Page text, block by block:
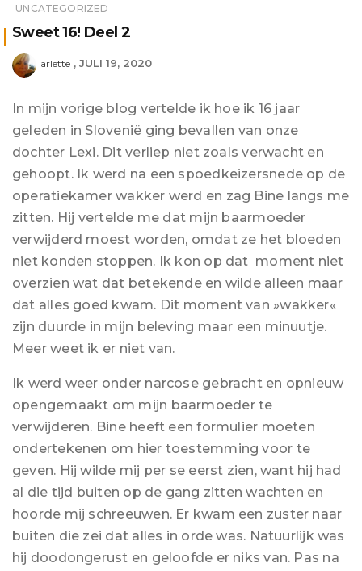
UNCATEGORIZED
Sweet 16! Deel 2
arlette JULI 19, 2020
In mijn vorige blog vertelde ik hoe ik 16 jaar
geleden in Slovenië ging bevallen van onze
dochter Lexi. Dit verliep niet zoals verwacht en
gehoopt. Ik werd na een spoedkeizersnede op de
operatiekamer wakker werd en zag Bine langs me
zitten. Hij vertelde me dat mijn baarmoeder
verwijderd moest worden, omdat ze het bloeden
niet konden stoppen. Ik kon op dat moment niet
overzien wat dat betekende en wilde alleen maar
dat alles goed kwam. Dit moment van »wakker«
zijn duurde in mijn beleving maar een minuutje.
Meer weet ik er niet van.
Ik werd weer onder narcose gebracht en opnieuw
opengemaakt om mijn baarmoeder te
verwijderen. Bine heeft een formulier moeten
ondertekenen om hier toestemming voor te
geven. Hij wilde mij per se eerst zien, want hij had
al die tijd buiten op de gang zitten wachten en
hoorde mij schreeuwen. Er kwam een zuster naar
buiten die zei dat alles in orde was. Natuurlijk was
hij doodongerust en geloofde er niks van. Pas na